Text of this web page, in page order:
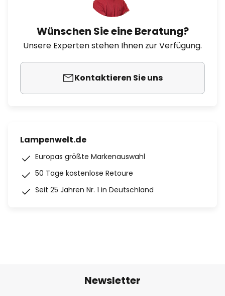
Wünschen Sie eine Beratung?
Unsere Experten stehen Ihnen zur Verfügung.
Kontaktieren Sie uns
Lampenwelt.de
Europas größte Markenauswahl
50 Tage kostenlose Retoure
Seit 25 Jahren Nr. 1 in Deutschland
Newsletter